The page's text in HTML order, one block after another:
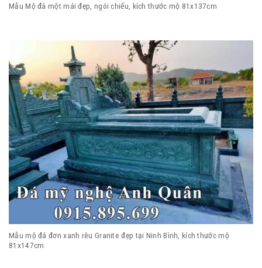
Mẫu Mộ đá một mái đẹp, ngói chiếu, kích thước mộ 81x137cm
Mẫu mộ đá đơn xanh rêu Granite đẹp tại Ninh Bình, kích thước mộ
81x147cm